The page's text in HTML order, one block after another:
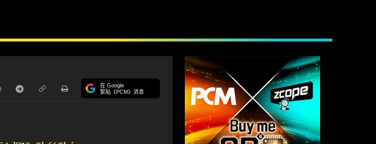
在 Google
緊貼《PCM》消息